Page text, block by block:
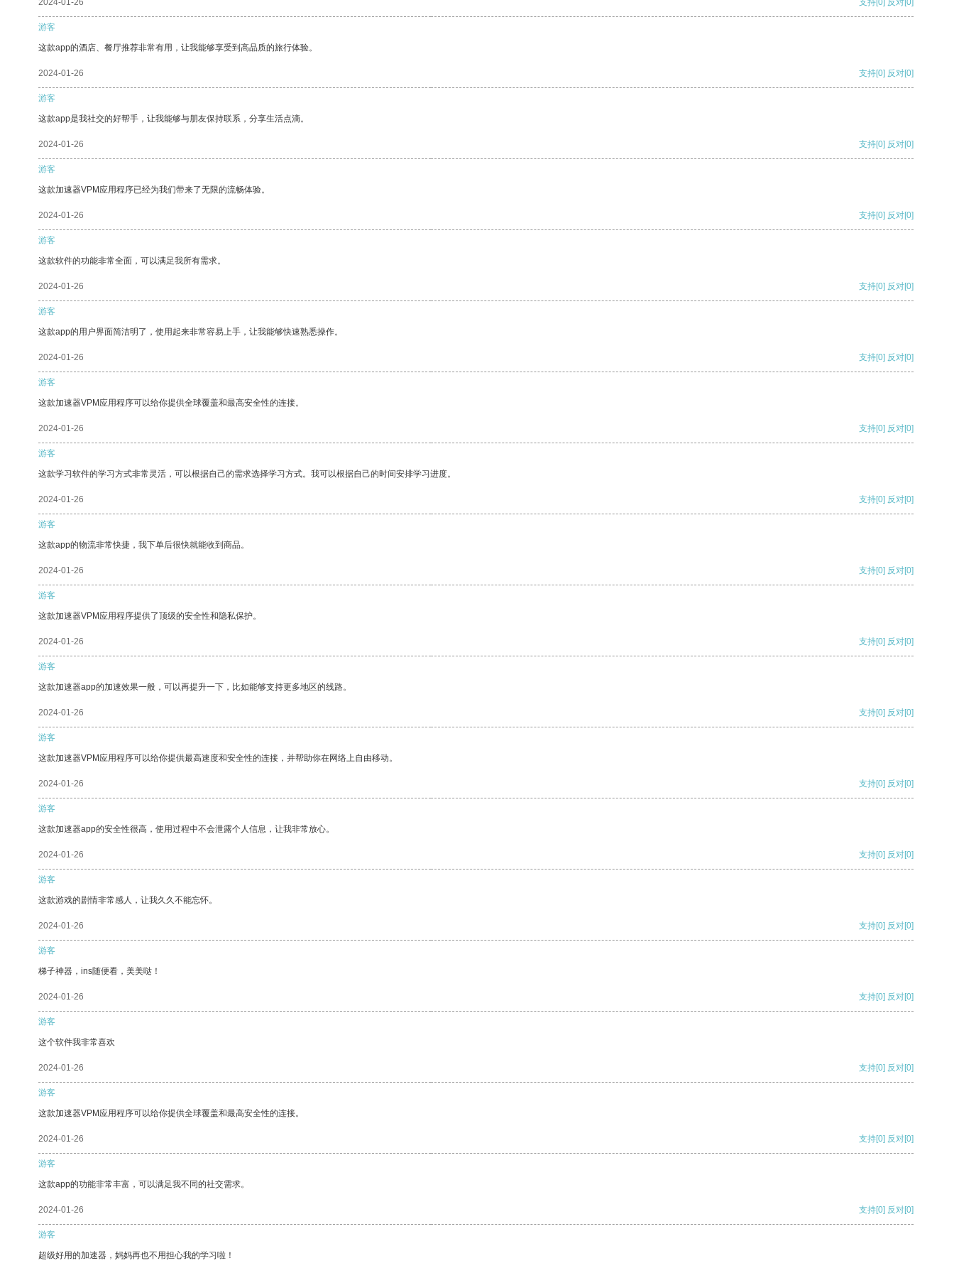
2024-01-26 支持 [0] 反对 [0]
游客
这款app的酒店、餐厅推荐非常有用，让我能够享受到高品质的旅行体验。
2024-01-26 支持[0] 反对[0]
游客
这款app是我社交的好帮手，让我能够与朋友保持联系，分享生活点滴。
2024-01-26 支持[0] 反对[0]
游客
这款加速器VPM应用程序已经为我们带来了无限的流畅体验。
2024-01-26 支持[0] 反对[0]
游客
这款软件的功能非常全面，可以满足我所有需求。
2024-01-26 支持[0] 反对[0]
游客
这款app的用户界面简洁明了，使用起来非常容易上手，让我能够快速熟悉操作。
2024-01-26 支持[0] 反对[0]
游客
这款加速器VPM应用程序可以给你提供全球覆盖和最高安全性的连接。
2024-01-26 支持[0] 反对[0]
游客
这款学习软件的学习方式非常灵活，可以根据自己的需求选择学习方式。我可以根据自己的时间安排学习进度。
2024-01-26 支持[0] 反对[0]
游客
这款app的物流非常快捷，我下单后很快就能收到商品。
2024-01-26 支持[0] 反对[0]
游客
这款加速器VPM应用程序提供了顶级的安全性和隐私保护。
2024-01-26 支持[0] 反对[0]
游客
这款加速器app的加速效果一般，可以再提升一下，比如能够支持更多地区的线路。
2024-01-26 支持[0] 反对[0]
游客
这款加速器VPM应用程序可以给你提供最高速度和安全性的连接，并帮助你在网络上自由移动。
2024-01-26 支持[0] 反对[0]
游客
这款加速器app的安全性很高，使用过程中不会泄露个人信息，让我非常放心。
2024-01-26 支持[0] 反对[0]
游客
这款游戏的剧情非常感人，让我久久不能忘怀。
2024-01-26 支持[0] 反对[0]
游客
梯子神器，ins随便看，美美哒！
2024-01-26 支持[0] 反对[0]
游客
这个软件我非常喜欢
2024-01-26 支持[0] 反对[0]
游客
这款加速器VPM应用程序可以给你提供全球覆盖和最高安全性的连接。
2024-01-26 支持[0] 反对[0]
游客
这款app的功能非常丰富，可以满足我不同的社交需求。
2024-01-26 支持[0] 反对[0]
游客
超级好用的加速器，妈妈再也不用担心我的学习啦！